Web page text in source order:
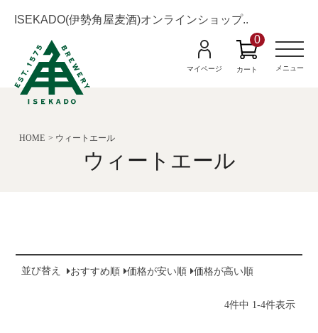
ISEKADO(伊勢角屋麦酒)オンラインショップ..
マイページ カート
0
M
e
n
メニュー
HOME ウィートエール
ウィートエール
並び替え おすすめ順 価格が安い順 価格が高い順
4件中 1 -4件表示